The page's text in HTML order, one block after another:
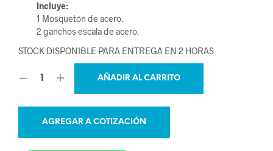
Incluye:
1 Mosquetón de acero.
2 ganchos escala de acero.
STOCK DISPONIBLE PARA ENTREGA EN 2 HORAS
AÑADIR AL CARRITO
AGREGAR A COTIZACIÓN